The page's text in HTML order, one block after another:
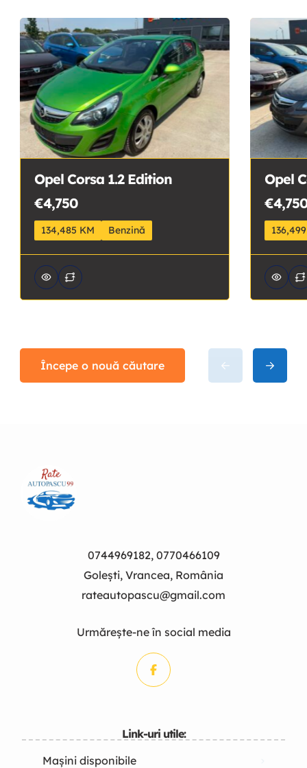
Opel Corsa 1.2 Edition
€4,750
134,485 KM Benzină
Opel
Începe o nouă căutare
0744969182, 0770466109
Golești, Vrancea, România
rateautopascu@gmail.com
Urmărește-ne în social media
Link-uri utile:
Mașini disponibile